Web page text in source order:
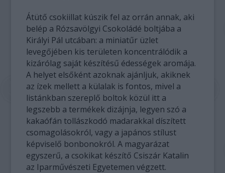
Átütő csokiillat kúszik fel az orrán annak, aki
belép a Rózsavölgyi Csokoládé boltjába a
Királyi Pál utcában: a miniatűr üzlet
levegőjében kis területen koncentrálódik a
kizárólag saját készítésű édességek aromája.
A helyet elsőként azoknak ajánljuk, akiknek
az ízek mellett a külalak is fontos, mivel a
listánkban szereplő boltok közül itt a
legszebb a termékek dizájnja, legyen szó a
kakaófán tollászkodó madarakkal díszített
csomagolásokról, vagy a japános stílust
képviselő bonbonokról. A magyarázat
egyszerű, a csokikat készítő Csiszár Katalin
az Iparművészeti Egyetemen végzett.